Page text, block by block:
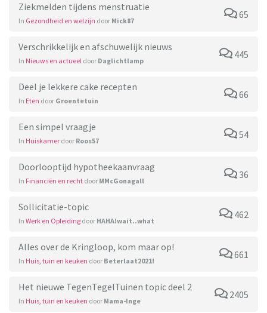
Ziekmelden tijdens menstruatie
In Gezondheid en welzijn door Mick87
65
Verschrikkelijk en afschuwelijk nieuws
In Nieuws en actueel door Daglichtlamp
445
Deel je lekkere cake recepten
In Eten door Groentetuin
66
Een simpel vraagje
In Huiskamer door Roos57
54
Doorlooptijd hypotheekaanvraag
In Financiën en recht door MMcGonagall
36
Sollicitatie-topic
In Werk en Opleiding door HAHA!wait..what
462
Alles over de Kringloop, kom maar op!
In Huis, tuin en keuken door Beterlaat2021!
661
Het nieuwe TegenTegelTuinen topic deel 2
In Huis, tuin en keuken door Mama-Inge
2405